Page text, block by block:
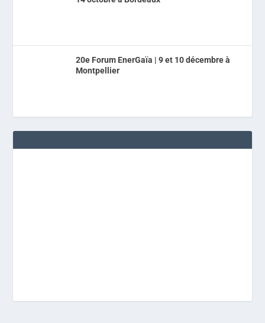
20e Forum EnerGaïa | 9 et 10 décembre à
Montpellier